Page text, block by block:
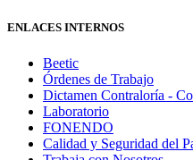
ENLACES INTERNOS
Beetic
Órdenes de Trabajo
Dictamen Contraloría -
Laboratorio
FONENDO
Calidad y Seguridad del